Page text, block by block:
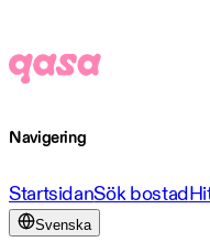
Navigering
StartsidanSök bostad
Svenska